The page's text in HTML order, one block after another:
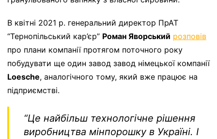
В квітні 2021 р. генеральний директор ПрАТ
“Тернопільський кар’єр” Роман Яворський розповів
про плани компанії протягом поточного року
побудувати ще один завод завод німецької компанії
Loesche, аналогічного тому, який вже працює на
підприємстві.
“Це найбільш технологічне рішення
виробництва мінпорошку в Україні. І